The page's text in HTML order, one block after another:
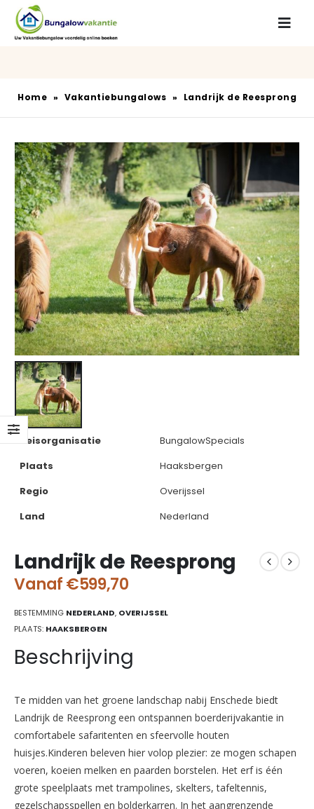
Home » Vakantiebungalows » Landrijk de Reesprong
Reisorganisatie
BungalowSpecials
Plaats
Haaksbergen
Regio
Overijssel
Land
Nederland
Landrijk de Reesprong
Vanaf€599,70
BESTEMMING NEDERLAND, OVERIJSSEL
PLAATS: HAAKSBERGEN
Beschrijving
Te midden van het groene landschap nabij Enschede biedt
Landrijk de Reesprong een ontspannen boerderijvakantie in
comfortabele safaritenten en sfeervolle houten
huisjes.Kinderen beleven hier volop plezier: ze mogen schapen
voeren, koeien melken en paarden borstelen. Het erf is één
grote speelplaats met trampolines, skelters, tafeltennis,
gezelschapsspellen en bolderkarren. In het aangrenzende